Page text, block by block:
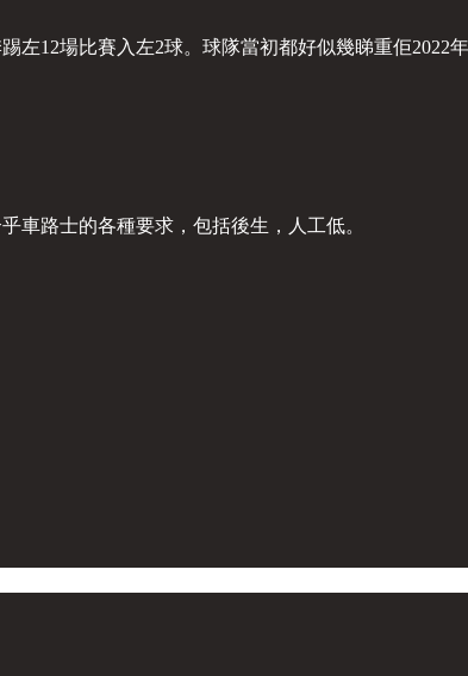
12場比賽入左2球。球隊當初都好似幾睇重佢2022
車路士的各種要求，包括後生，人工低。